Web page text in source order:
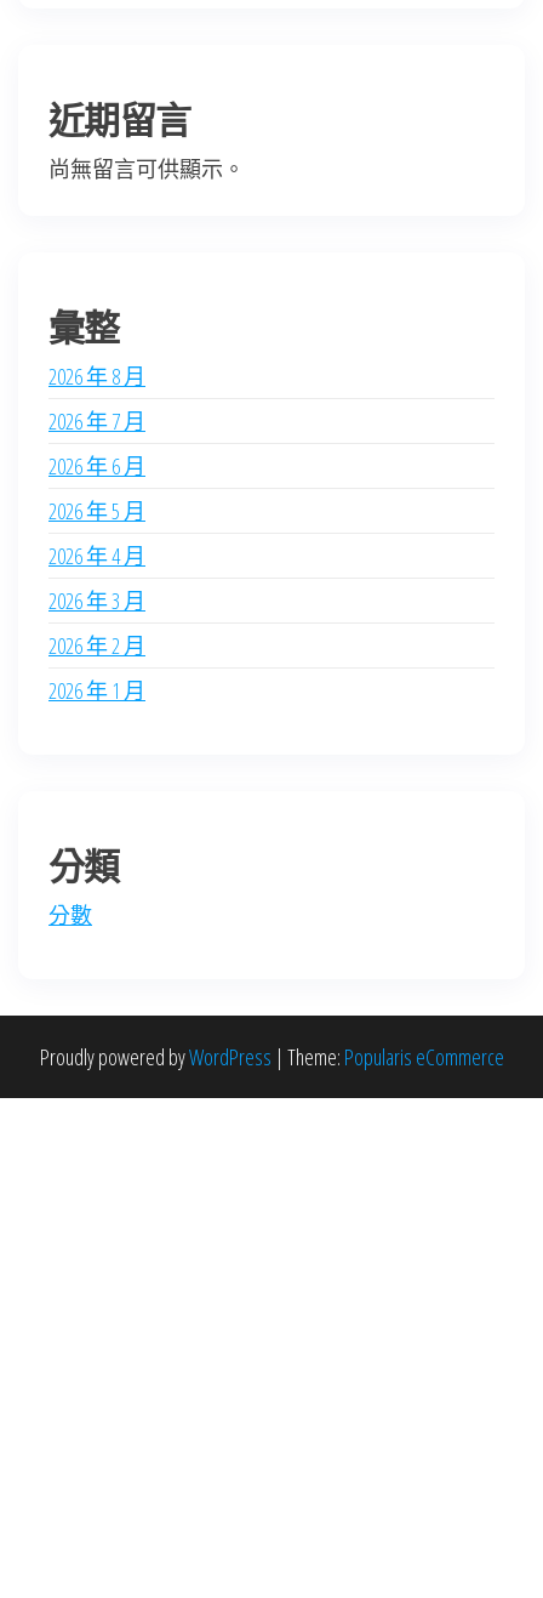
近期留言
尚無留言可供顯示。
彙整
2026 年 8 月
2026 年 7 月
2026 年 6 月
2026 年 5 月
2026 年 4 月
2026 年 3 月
2026 年 2 月
2026 年 1 月
分類
分數
Proudly powered byWordPress | Theme: Popularis eCommerce